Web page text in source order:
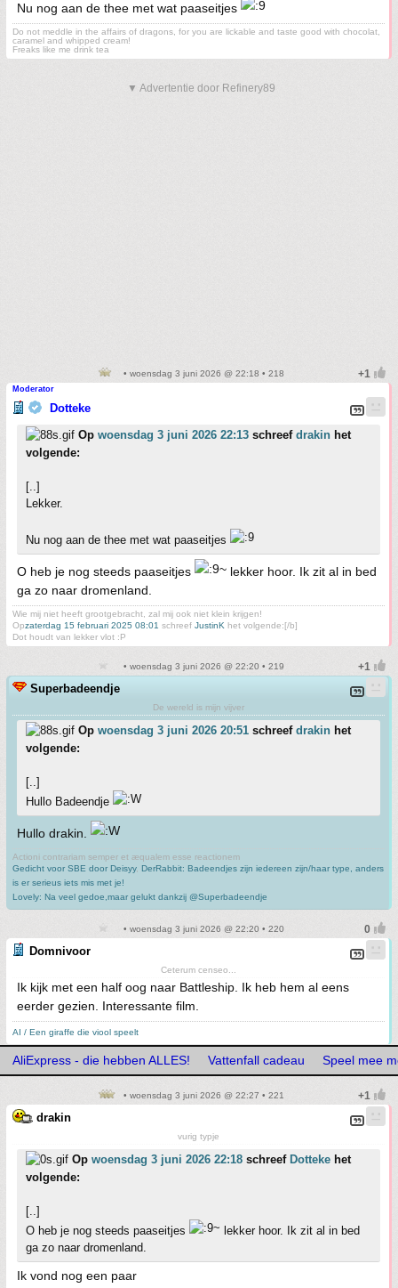
Nu nog aan de thee met wat paaseitjes
Do not meddle in the affairs of dragons, for you are lickable and taste good with chocolat,
caramel and whipped cream!
Freaks like me drink tea
▼ Advertentie door Refinery89
• woensdag 3 juni 2026 @ 22:18 • 218
Moderator
Dotteke
Op woensdag 3 juni 2026 22:13 schreef drakin het
volgende:
[..]
Lekker.
Nu nog aan de thee met wat paaseitjes
O heb je nog steeds paaseitjes
lekker hoor. Ik zit al in bed
ga zo naar dromenland.
Wie mij niet heeft grootgebracht, zal mij ook niet klein krijgen!
Opzaterdag 15 februari 2025 08:01 schreef JustinK het volgende:[/b]
Dot houdt van lekker vlot :P
• woensdag 3 juni 2026 @ 22:20 • 219
Superbadeendje
De wereld is mijn vijver
Op woensdag 3 juni 2026 20:51 schreef drakin het
volgende:
[..]
Hullo Badeendje
Hullo drakin.
Actioni contrariam semper et æqualem esse reactionem
Gedicht voor SBE door Deisyy, DerRabbit: Badeendjes zijn iedereen zijn/haar type, anders
is er serieus iets mis met je!
Lovely: Na veel gedoe,maar gelukt dankzij @Superbadeendje
• woensdag 3 juni 2026 @ 22:20 • 220
Domnivoor
Ceterum censeo...
Ik kijk met een half oog naar Battleship. Ik heb hem al eens
eerder gezien. Interessante film.
AI / Een giraffe die viool speelt
AliExpress - die hebben ALLES! Vattenfall cadeau Speel mee
• woensdag 3 juni 2026 @ 22:27 • 221
drakin
vurig typje
Op woensdag 3 juni 2026 22:18 schreef Dotteke het
volgende:
[..]
O heb je nog steeds paaseitjes
lekker hoor. Ik zit al in bed
ga zo naar dromenland.
Ik vond nog een paar